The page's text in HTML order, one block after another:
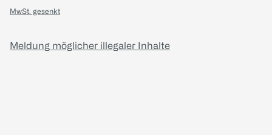
MwSt. gesenkt
Meldung möglicher illegaler Inhalte